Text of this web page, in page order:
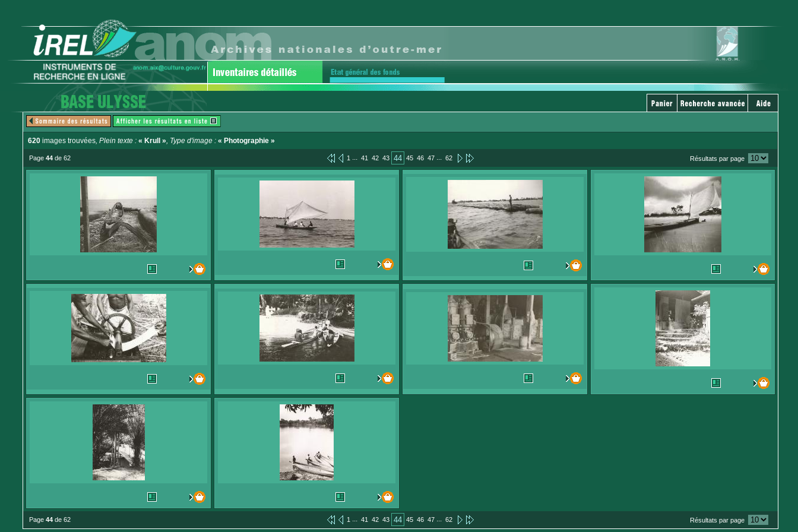
620 images trouvées, Plein texte : « Krull », Type d'image : « Photographie »
Page 44 de 62 1 ... 41 42 43 44 45 46 47 ... 62 Résultats par page
Page 44 de 62 1 ... 41 42 43 44 45 46 47 ... 62 Résultats par page